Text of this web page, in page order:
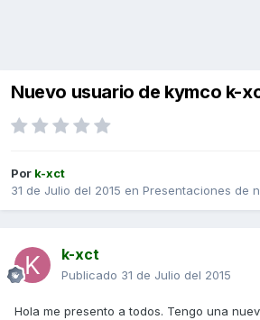
Nuevo usuario de kymco k-
Por k-xct
31 de Julio del 2015 en Presentaciones de
k-xct
Publicado 31 de Julio del 2015
Hola me presento a todos. Tengo una